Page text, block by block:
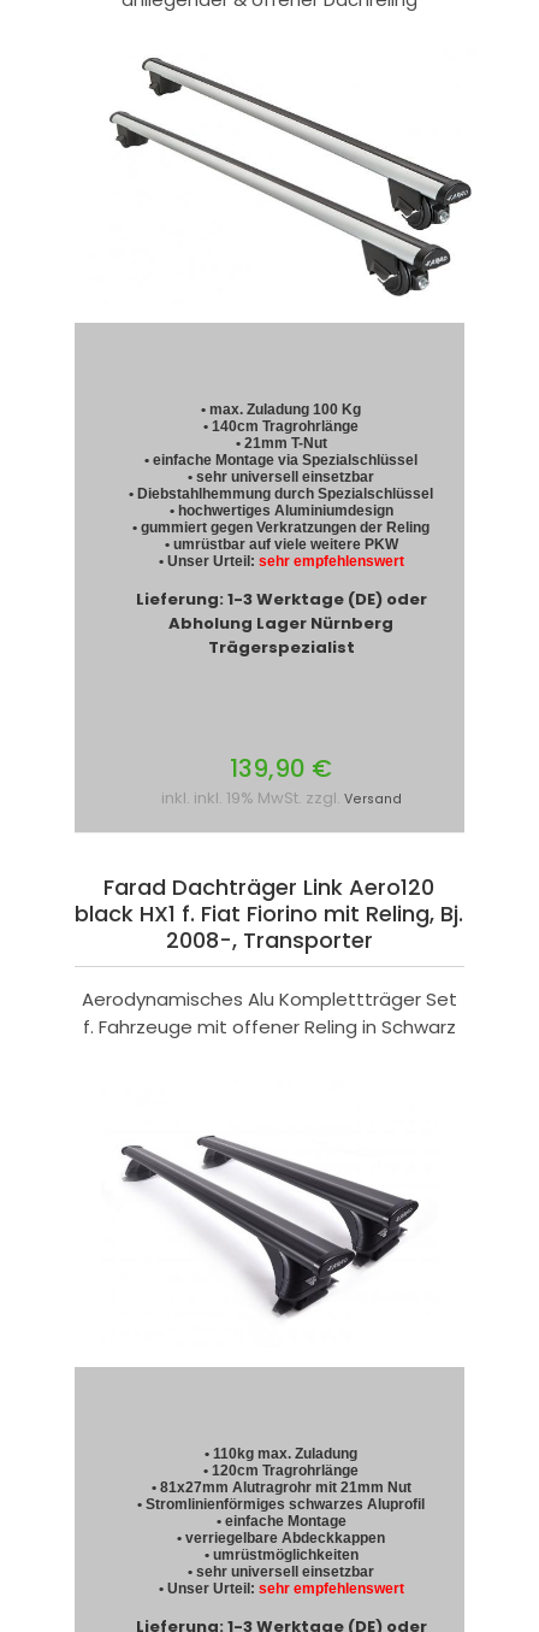
• max. Zuladung 100 Kg
• 140cm Tragrohrlänge
• 21mm T-Nut
• einfache Montage via Spezialschlüssel
• sehr universell einsetzbar
• Diebstahlhemmung durch Spezialschlüssel
• hochwertiges Aluminiumdesign
• gummiert gegen Verkratzungen der Reling
• umrüstbar auf viele weitere PKW
• Unser Urteil: sehr empfehlenswert
Lieferung: 1-3 Werktage (DE) oder
Abholung Lager Nürnberg
Trägerspezialist
139,90 €
inkl. inkl. 19% MwSt. zzgl. Versand
Farad Dachträger Link Aero120
black HX1 f. Fiat Fiorino mit Reling, Bj.
2008-, Transporter
Aerodynamisches Alu Komplettträger Set
f. Fahrzeuge mit offener Reling in Schwarz
• 110kg max. Zuladung
• 120cm Tragrohrlänge
• 81x27mm Alutragrohr mit 21mm Nut
• Stromlinienförmiges schwarzes Aluprofil
• einfache Montage
• verriegelbare Abdeckkappen
• umrüstmöglichkeiten
• sehr universell einsetzbar
• Unser Urteil: sehr empfehlenswert
Lieferung: 1-3 Werktage (DE) oder